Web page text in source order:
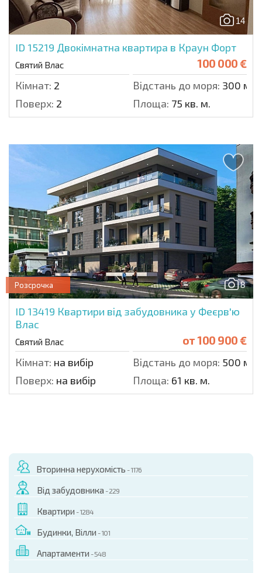
14
ID 15219 Двокімнатна квартира в Краун Форт
Святий Влас 100 000 €
Кімнат: 2 Відстань до моря: 300 м.
Поверх: 2 Площа: 75 кв. м.
8
Розсрочка
ID 13419 Квартири від забудовника у Феєрв'ю
Влас
Святий Влас от100 900 €
Кімнат: на вибір Відстань до моря: 500 м.
Поверх: на вибір Площа: 61 кв. м.
Вторинна нерухомість - 1176
Від забудовника - 229
Квартири - 1284
Будинки, Вілли - 101
Апартаменти - 548